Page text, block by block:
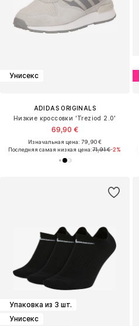
Унисекс
ADIDAS ORIGINALS
Низкие кроссовки 'Treziod 2.0'
69,90 €
Изначальная цена: 79,90 €
Последняя самая низкая цена:71,91 €-2%
Упаковка из 3 шт.
Унисекс